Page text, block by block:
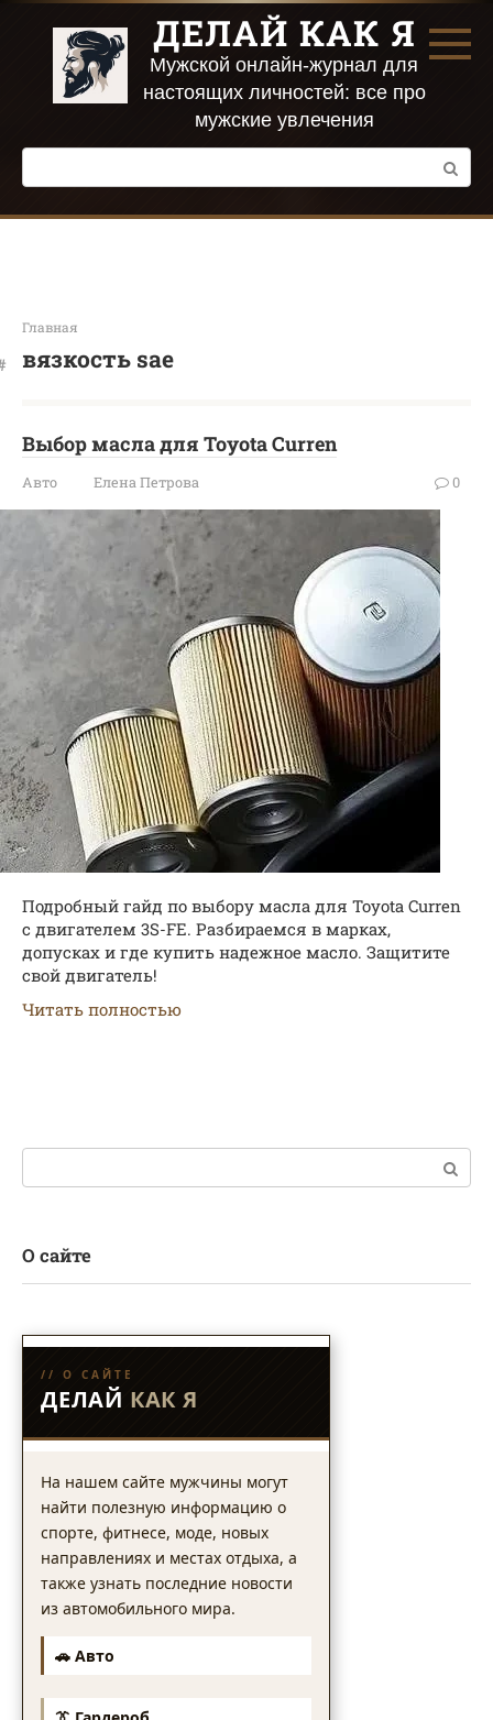
Перейти
контенту
ДЕЛАЙ КАК Я
Мужской онлайн-журнал для
настоящих личностей: все про
мужские увлечения
Поиск:
Главная
вязкость sae
Выбор масла для Toyota Curren
Авто Елена Петрова 0
Подробный гайд по выбору масла для Toyota Curren
с двигателем 3S-FE. Разбираемся в марках,
допусках и где купить надежное масло. Защитите
свой двигатель!
Читать полностью
Поиск:
О сайте
// О САЙТЕ
ДЕЛАЙ КАК Я
На нашем сайте мужчины могут
найти полезную информацию о
спорте, фитнесе, моде, новых
направлениях и местах отдыха, а
также узнать последние новости
из автомобильного мира.
🚗 Авто